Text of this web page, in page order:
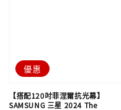
優惠
【搭配120吋菲涅爾抗光幕】
SAMSUNG 三星 2024 The